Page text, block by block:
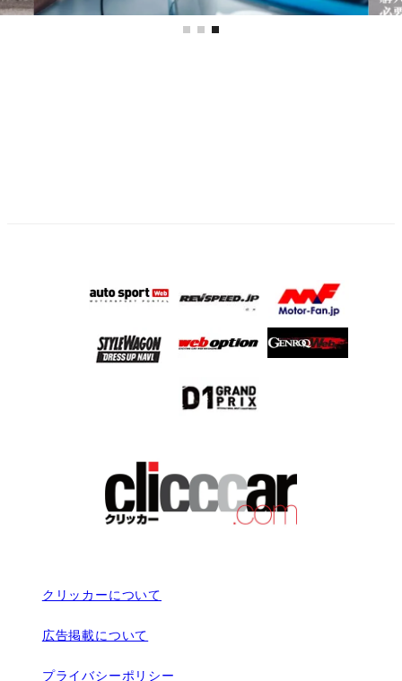
クリッカーについて
広告掲載について
プライバシーポリシー